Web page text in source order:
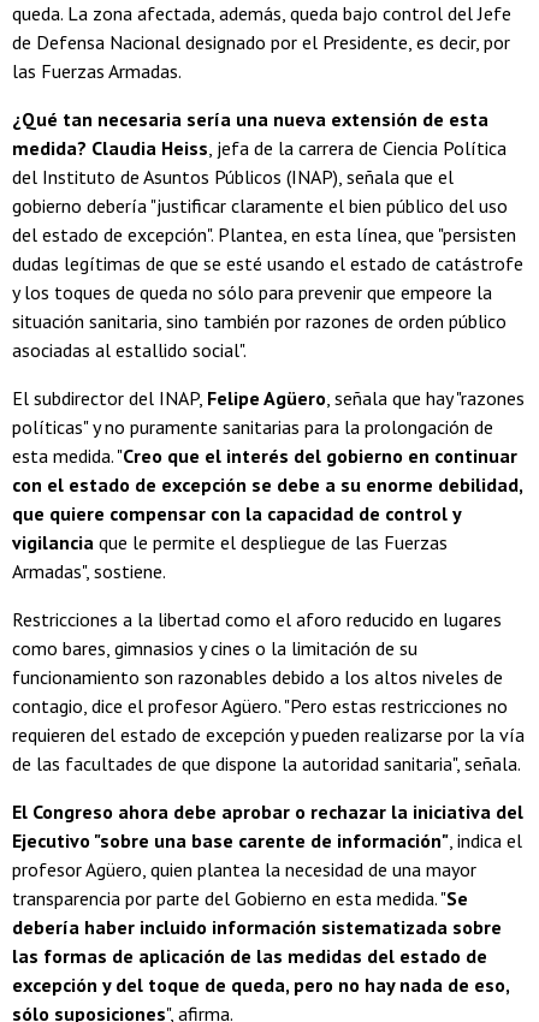
queda. La zona afectada, además, queda bajo control del Jefe
de Defensa Nacional designado por el Presidente, es decir, por
las Fuerzas Armadas.
¿Qué tan necesaria sería una nueva extensión de esta
medida? Claudia Heiss, jefa de la carrera de Ciencia Política
del Instituto de Asuntos Públicos (INAP), señala que el
gobierno debería "justificar claramente el bien público del uso
del estado de excepción". Plantea, en esta línea, que "persisten
dudas legítimas de que se esté usando el estado de catástrofe
y los toques de queda no sólo para prevenir que empeore la
situación sanitaria, sino también por razones de orden público
asociadas al estallido social".
El subdirector del INAP, Felipe Agüero, señala que hay "razones
políticas" y no puramente sanitarias para la prolongación de
esta medida. "Creo que el interés del gobierno en continuar
con el estado de excepción se debe a su enorme debilidad,
que quiere compensar con la capacidad de control y
vigilancia que le permite el despliegue de las Fuerzas
Armadas", sostiene.
Restricciones a la libertad como el aforo reducido en lugares
como bares, gimnasios y cines o la limitación de su
funcionamiento son razonables debido a los altos niveles de
contagio, dice el profesor Agüero. "Pero estas restricciones no
requieren del estado de excepción y pueden realizarse por la vía
de las facultades de que dispone la autoridad sanitaria", señala.
El Congreso ahora debe aprobar o rechazar la iniciativa del
Ejecutivo "sobre una base carente de información", indica el
profesor Agüero, quien plantea la necesidad de una mayor
transparencia por parte del Gobierno en esta medida. "Se
debería haber incluido información sistematizada sobre
las formas de aplicación de las medidas del estado de
excepción y del toque de queda, pero no hay nada de eso,
sólo suposiciones", afirma.